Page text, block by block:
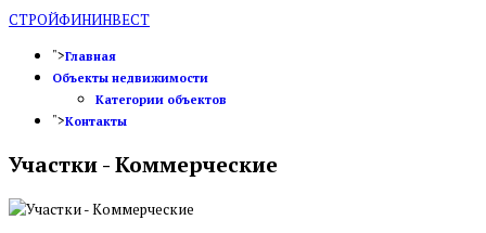
СТРОЙФИНИНВЕСТ
">Главная
Объекты недвижимости
Категории объектов
">Контакты
Участки - Коммерческие